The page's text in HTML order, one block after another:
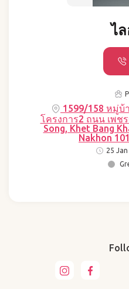
ไ
1599/158 หมู่บ้
โครงการ2 ถนน เพช
Song, Khet Bang
Nakhon
25